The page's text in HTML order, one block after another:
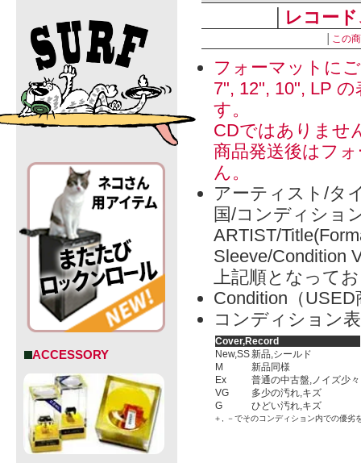
ACCESSORY
レコー
この
フォーマットに
7", 12", 10", LP
す。
CDではありませ
商品発送後はフ
ん。
アーティスト/タ
国/コンディショ
ARTIST/
Sleeve/Condition
上記順となって
Condition（
コンディション
Cover,Record
New,SS新品,シールド
M
新品同様
Ex
普通の中古盤,ノイズ少々
VG
多少の汚れ,キズ
G
ひどい汚れ,キズ
＋, －でそのコンディション内での優劣